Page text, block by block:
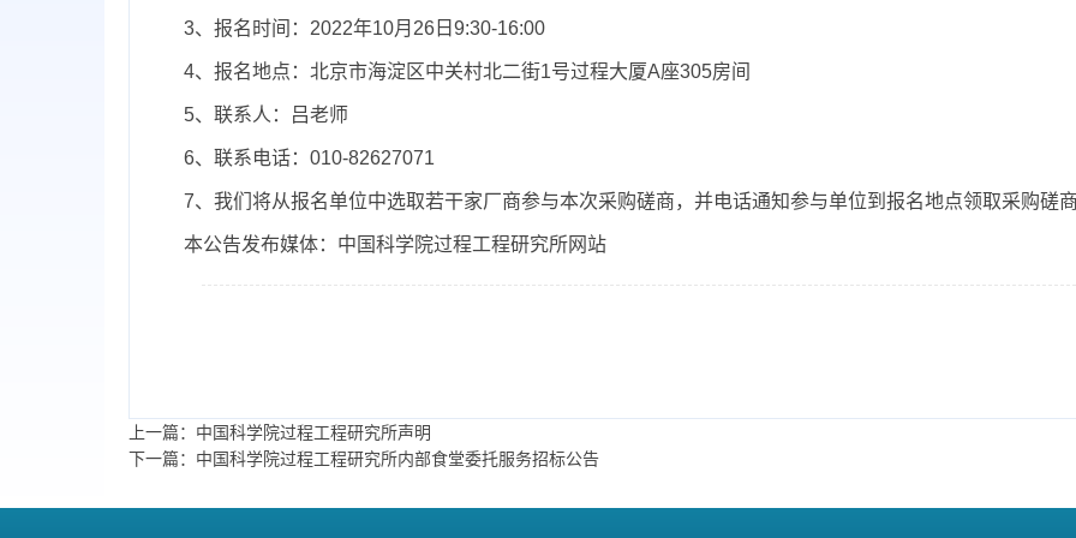
3、报名时间： 2022年10月26 日9:30-16:00
4、报名地点： 北京市海淀区中关村北二街1号过程大厦A座305房间
5、联系人： 吕老师
6、联系电话： 010-82627071
7、我们将从报名单位中选取若干家厂商参与本次采购磋商，并电话通知参与单位到报名地点领取采购磋
本公告发布媒体：中国科学院过程工程研究所网站
上一篇：中国科学院过程工程研究所声明
下一篇：中国科学院过程工程研究所内部食堂委托服务招标公告